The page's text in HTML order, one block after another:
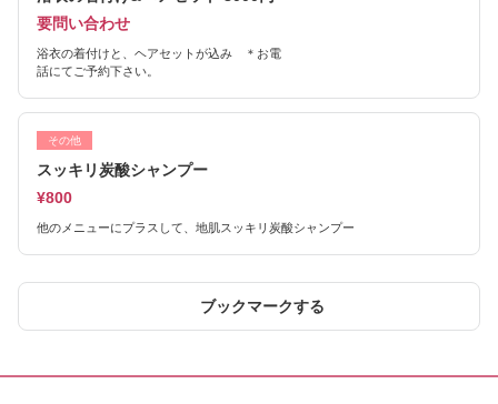
要問い合わせ
浴衣の着付けと、ヘアセットが込み ＊お電
話にてご予約下さい。
その他
スッキリ炭酸シャンプー
¥800
他のメニューにプラスして、地肌スッキリ炭酸シャンプー
ブックマークする